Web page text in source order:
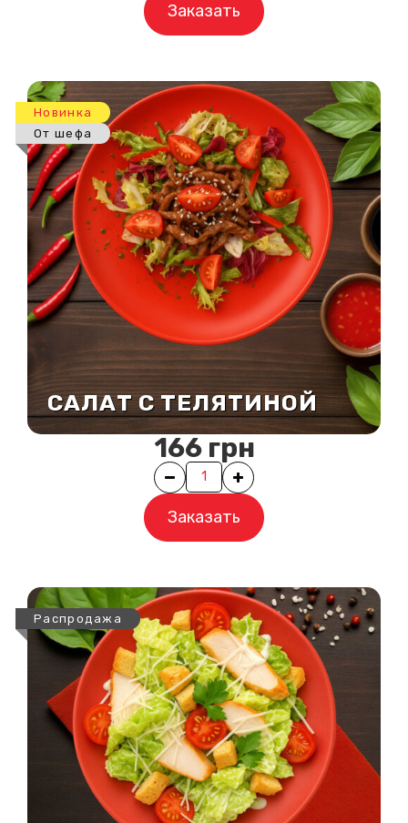
Заказать
Новинка
От шефа
САЛАТ С ТЕЛЯТИНОЙ
166 грн
Quantity
Заказать
Распродажа